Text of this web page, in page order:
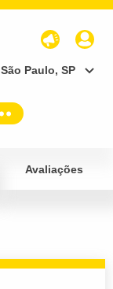
São Paulo, SP
Avaliações